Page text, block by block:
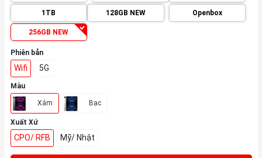
1TB 128GB NEW Openbox
256GB NEW
Phiên bản
Wifi 5G
Màu
Xám Bạc
Xuất Xứ
CPO/ RFB Mỹ/ Nhật